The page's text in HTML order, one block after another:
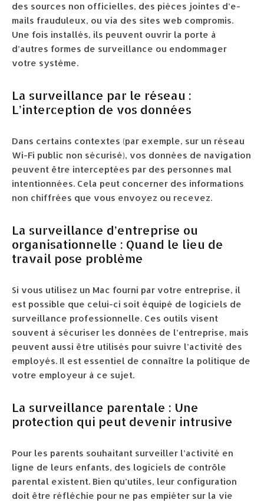
des sources non officielles, des pièces jointes d’e-
mails frauduleux, ou via des sites web compromis.
Une fois installés, ils peuvent ouvrir la porte à
d’autres formes de surveillance ou endommager
votre système.
La surveillance par le réseau :
L’interception de vos données
Dans certains contextes (par exemple, sur un réseau
Wi-Fi public non sécurisé), vos données de navigation
peuvent être interceptées par des personnes mal
intentionnées. Cela peut concerner des informations
non chiffrées que vous envoyez ou recevez.
La surveillance d’entreprise ou
organisationnelle : Quand le lieu de
travail pose problème
Si vous utilisez un Mac fourni par votre entreprise, il
est possible que celui-ci soit équipé de logiciels de
surveillance professionnelle. Ces outils visent
souvent à sécuriser les données de l’entreprise, mais
peuvent aussi être utilisés pour suivre l’activité des
employés. Il est essentiel de connaître la politique de
votre employeur à ce sujet.
La surveillance parentale : Une
protection qui peut devenir intrusive
Pour les parents souhaitant surveiller l’activité en
ligne de leurs enfants, des logiciels de contrôle
parental existent. Bien qu’utiles, leur configuration
doit être réfléchie pour ne pas empiéter sur la vie